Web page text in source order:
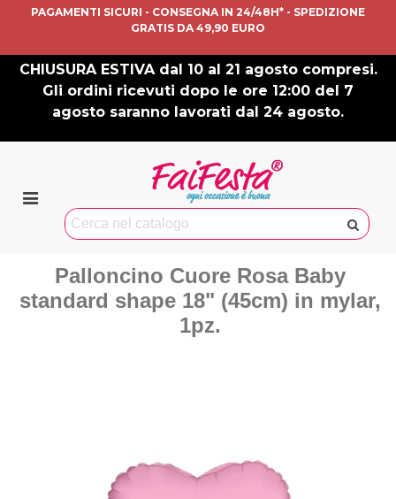
PAGAMENTI SICURI - CONSEGNA IN 24/48H* - SPEDIZIONE
GRATIS DA 49,90 EURO
CHIUSURA ESTIVA dal 10 al 21 agosto compresi.
Gli ordini ricevuti dopo le ore 12:00 del 7
agosto saranno lavorati dal 24 agosto.
Palloncino Cuore Rosa Baby
standard shape 18" (45cm) in mylar,
1pz.